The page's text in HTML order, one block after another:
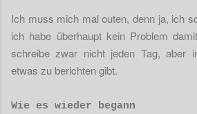
Ich muss mich mal outen, denn ja, ich
ich habe überhaupt kein Problem
schreibe zwar nicht jeden Tag, aber
etwas zu berichten gibt.
Wie es wieder begann